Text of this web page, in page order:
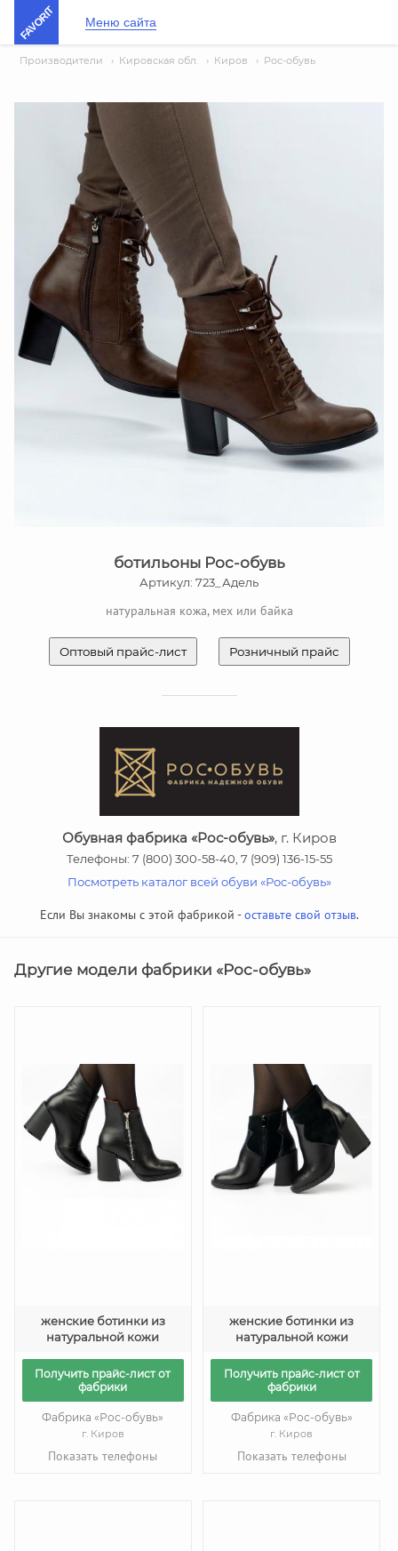
FAVORIT Меню сайта
Производители › Кировская обл. › Киров › Рос-обувь
ботильоны Рос-обувь
Артикул: 723_Адель
натуральная кожа, мех или байка
Оптовый прайс-лист Розничный прайс
Обувная фабрика «Рос-обувь», г. Киров
Телефоны: 7 (800) 300-58-40, 7 (909) 136-15-55
Посмотреть каталог всей обуви «Рос-обувь»
Если Вы знакомы с этой фабрикой -оставьте свой отзыв.
Другие модели фабрики «Рос-обувь»
женские ботинки из
натуральной кожи
Получить прайс-лист от
фабрики
Фабрика «Рос-обувь»
г. Киров
Показать телефоны
женские ботинки из
натуральной кожи
Получить прайс-лист от
фабрики
Фабрика «Рос-обувь»
г. Киров
Показать телефоны